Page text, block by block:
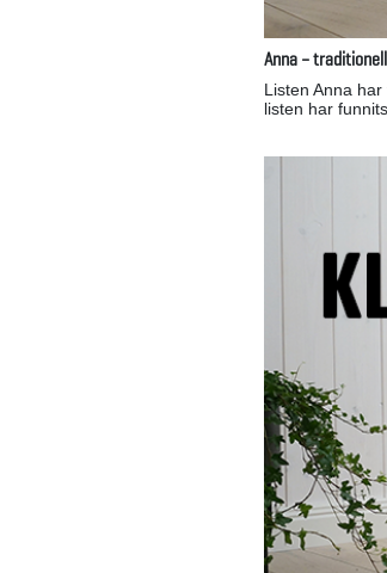
Anna –
Listen Anna
listen har